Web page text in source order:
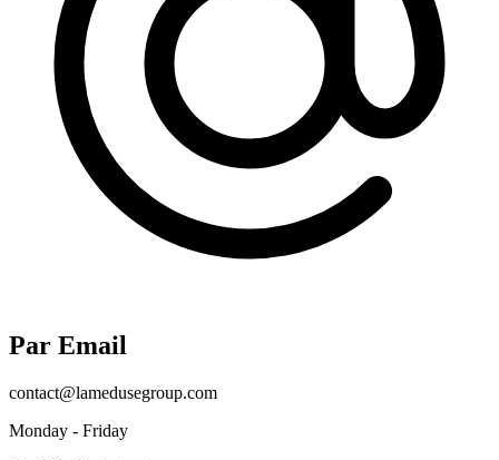
Par Email
contact@lamedusegroup.com
Monday - Friday